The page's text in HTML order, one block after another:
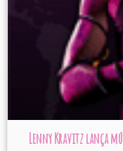
Lenny Kravitz lança